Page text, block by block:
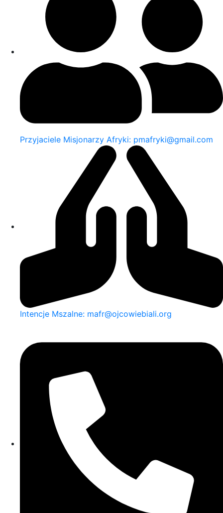
Przyjaciele Misjonarzy Afryki: pmafryki@gmail.com
Intencje Mszalne: mafr@ojcowiebiali.org